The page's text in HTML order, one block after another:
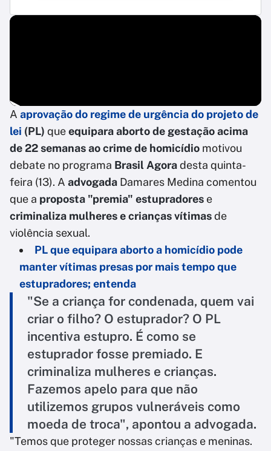
A aprovação do regime de urgênciado projeto de
lei (PL) queequipara aborto de gestação acima
de 22 semanas ao crime de homicídio motivou
debate no programa Brasil Agoradesta quinta-
feira (13). A advogada Damares Medina comentou
que a proposta "premia" estupradores e
criminaliza mulheres e crianças vítimasde
violência sexual.
PL que equipara aborto a homicídio pode
manter vítimas presas por mais tempo que
estupradores; entenda
"Se a criança for condenada, quem vai
criar o filho? O estuprador? O PL
incentiva estupro. É como se
estuprador fosse premiado. E
criminaliza mulheres e crianças.
Fazemos apelo para que não
utilizemos grupos vulneráveis como
moeda de troca", apontou a advogada.
"Temos que proteger nossas crianças e meninas.